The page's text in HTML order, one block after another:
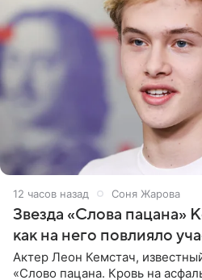
12 часов назад Соня Жарова
Звезда «Слова пацана»
как на него повлияло
Актер Леон Кемстач,
«Слово пацана. Кровь на